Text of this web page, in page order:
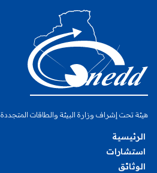
هيئة تحت إشراف وزارة البيئة والطاقات المتجددة
الرئيسية
استشارات
الوثائق